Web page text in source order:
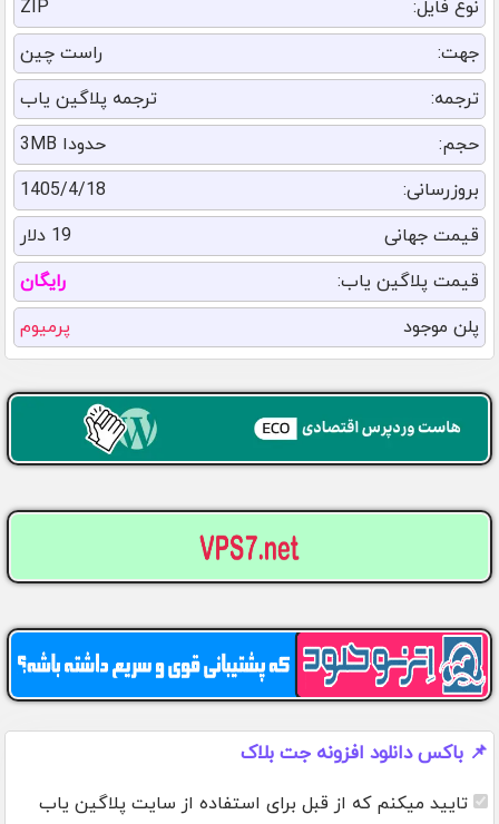
نوع فایل:
ZIP
جهت:
راست چین
ترجمه:
ترجمه پلاگین یاب
حجم:
حدودا 3MB
بروزرسانی:
1405/4/18
قیمت جهانی
19 دلار
قیمت پلاگین یاب:
رایگان
پلن موجود
پرمیوم
📌 باکس دانلود افزونه جت بلاک
تایید میکنم که از قبل برای استفاده از سایت پلاگین یاب